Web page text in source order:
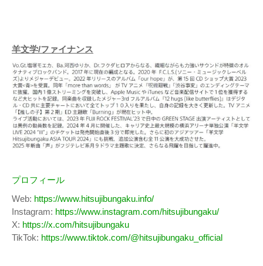
羊文学/ファイナンス
プロフィール
Web: https://www.hitsujibungaku.info/
Instagram: https://www.instagram.com/hitsujibungaku/
X: https://x.com/hitsujibungaku
TikTok: https://www.tiktok.com/@hitsujibungaku_official